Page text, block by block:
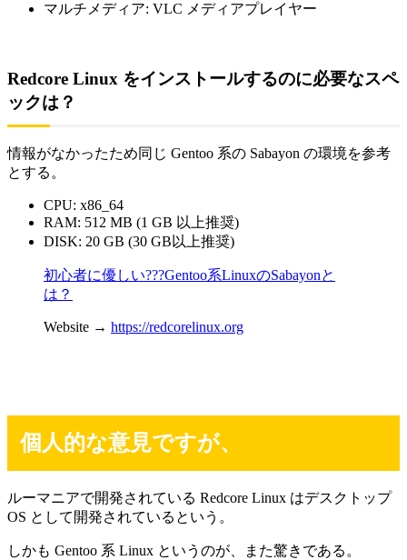
マルチメディア: VLC メディアプレイヤー
Redcore Linux をインストールするのに必要なスペ
ックは？
情報がなかったため同じ Gentoo 系の Sabayon の環境を参考
とする。
CPU: x86_64
RAM: 512 MB (1 GB 以上推奨)
DISK: 20 GB (30 GB以上推奨)
初心者に優しい???Gentoo系LinuxのSabayonと
は？
Website → https://redcorelinux.org
個人的な意見ですが、
ルーマニアで開発されている Redcore Linux はデスクトップ
OS として開発されているという。
しかも Gentoo 系 Linux というのが、また驚きである。